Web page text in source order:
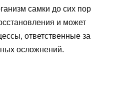
самки до сих пор
и может
ответственные за
осложнений.